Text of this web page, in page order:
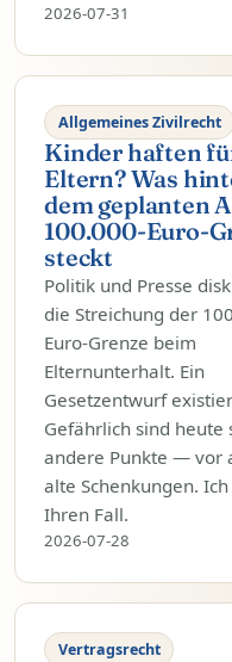
2026-07-31
Allgemeines Zivilrecht
Kinder haften
Eltern? Was
dem geplanten
100.000-Euro-
steckt
Politik und Presse
die Streichung der
Euro-Grenze beim
Elternunterhalt. Ein
Gesetzentwurf
Gefährlich sind heute
andere Punkte — vor
alte Schenkungen.
Ihren Fall.
2026-07-28
Vertragsrecht